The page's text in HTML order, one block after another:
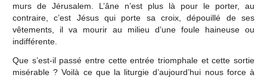
murs de Jérusalem. L’âne n’est plus là pour le porter, au
contraire, c’est Jésus qui porte sa croix, dépouillé de ses
vêtements, il va mourir au milieu d’une foule haineuse ou
indifférente.
Que s’est-il passé entre cette entrée triomphale et cette sortie
misérable ? Voilà ce que la liturgie d’aujourd’hui nous force à